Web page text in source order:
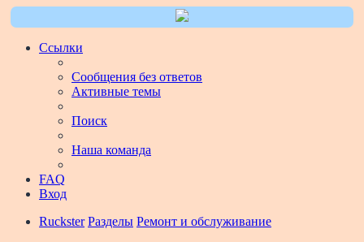
Ссылки
Сообщения без ответов
Активные темы
Поиск
Наша команда
FAQ
Вход
Ruckster Разделы Ремонт и обслуживание